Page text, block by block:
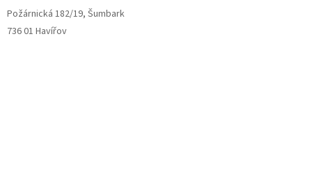
Požárnická 182/19, Šumbark
736 01 Havířov